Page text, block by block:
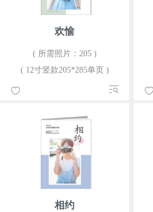
欢愉
( 所需照片：205 )
( 12寸竖款205*285单页 )
相约